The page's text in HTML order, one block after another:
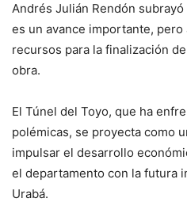
Andrés Julián Rendón
es un avance importante,
recursos para la finalización
obra.
El Túnel del Toyo, que ha
polémicas, se proyecta como
impulsar el desarrollo
el departamento con la futura
Urabá.